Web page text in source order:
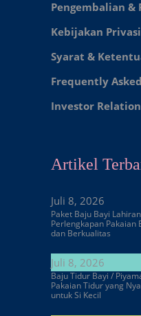
Pengembalian &
Kebijakan
Syarat &
Frequently
Investor Relation
Artikel
Juli 8, 2026
Paket Baju Bayi
Perlengkapan Pakaian
dan Berkualitas
Juli 8, 2026
Baju Tidur Bayi /
Pakaian Tidur yang
untuk Si Kecil